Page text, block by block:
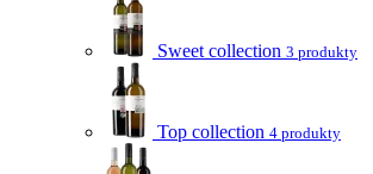
Sweet collection 3 produkty
Top collection 4 produkty